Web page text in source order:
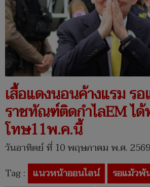
เสื้อแดงนอนค้างแรม ร
ราชทัณฑ์ติดกำไลEM ไ
โทษ11พ.ค.นี้
วันอาทิตย์ ที่ 10 พฤษภาคม พ.ศ.
Tag : แนวหน้าออนไลน์
รอแม้วพ้